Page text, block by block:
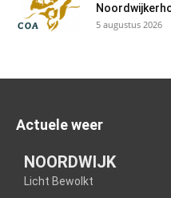
5 augustus 2026
Actuele weer
NOORDWIJK
Licht Bewolkt